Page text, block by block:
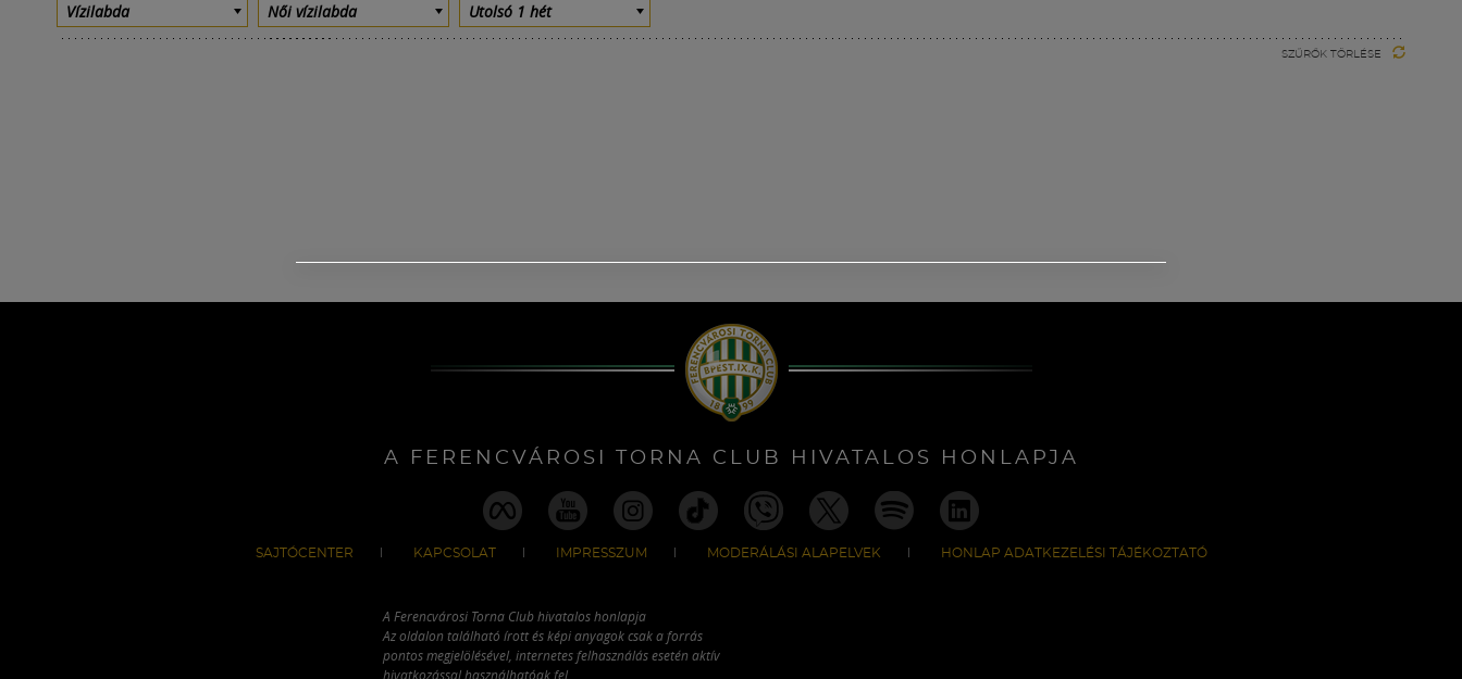
Vízilabda Női vízilabda Utolsó 1 hét
SZŰRŐK TÖRLÉSE
A FERENCVÁROSI TORNA CLUB HIVATALOS HONLAPJA
SAJTÓCENTER KAPCSOLAT IMPRESSZUM MODERÁLÁSI ALAPELVEK HONLAP ADATKEZELÉSI TÁJÉKOZTATÓ
A Ferencvárosi Torna Club hivatalos honlapja
Az oldalon található írott és képi anyagok csak a forrás
pontos megjelölésével, internetes felhasználás esetén aktív
hivatkozással használhatóak fel.